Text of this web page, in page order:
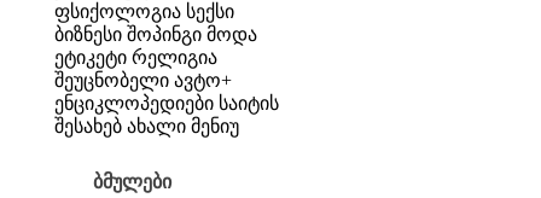
ფსიქოლოგია სექსი
ბიზნესი შოპინგი მოდა
ეტიკეტი რელიგია
შეუცნობელი ავტო+
ენციკლოპედიები საიტის
შესახებ ახალი მენიუ
ბმულები